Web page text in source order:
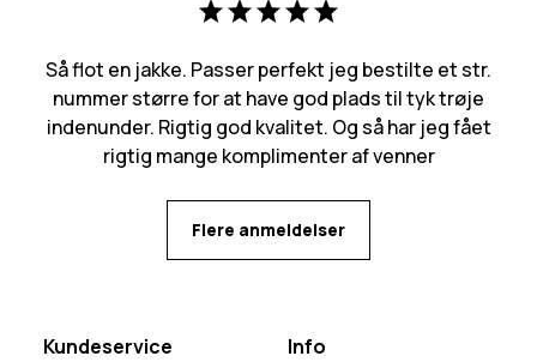
Så flot en jakke. Passer perfekt jeg bestilte et str.
nummer større for at have god plads til tyk trøje
indenunder. Rigtig god kvalitet. Og så har jeg fået
rigtig mange komplimenter af venner
Flere anmeldelser
Kundeservice Info